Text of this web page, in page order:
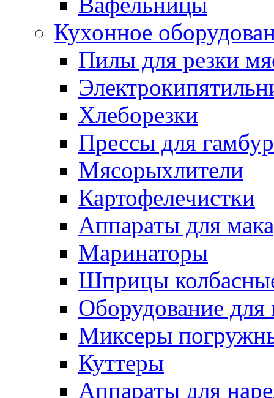
Кухонное
Пилы для резки
Хлеборезки
Прессы для
Мясорыхлители
Картофелечистки
Аппараты для
Маринаторы
Шприцы
Оборудование для
Миксеры
Куттеры
Аппараты для